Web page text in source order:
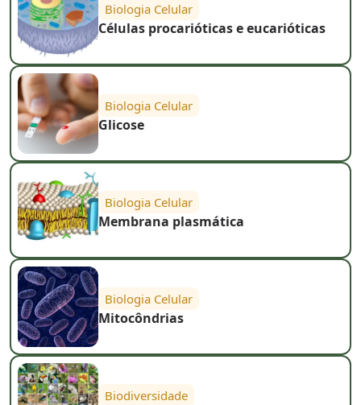
Biologia Celular
Células procarióticas e eucarióticas
Biologia Celular
Glicose
Biologia Celular
Membrana plasmática
Biologia Celular
Mitocôndrias
Biodiversidade